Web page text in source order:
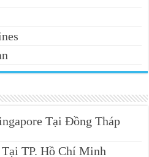
Tại Đồng Tháp
TP. Hồ Chí Minh